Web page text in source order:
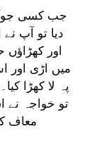
جب کسی
دیا تو آپ
اور
میں اڑی اور
پہ لا کھڑا
تو خواجہ نے
معاف